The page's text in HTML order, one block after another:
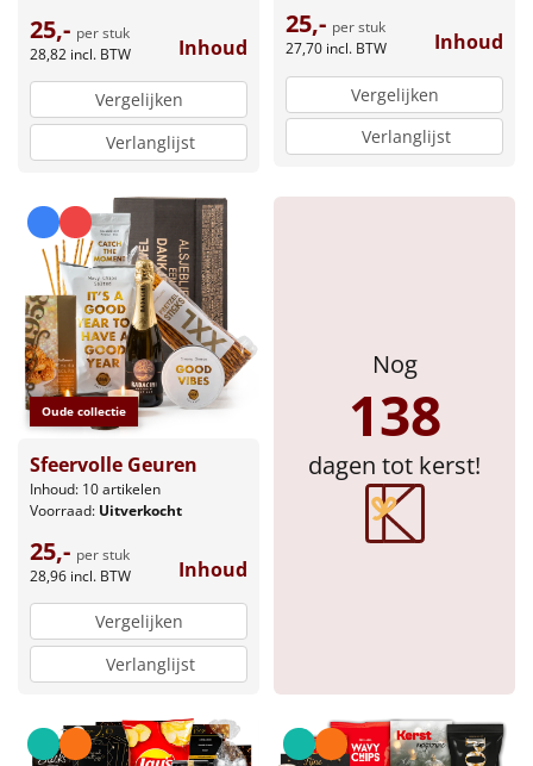
Warmtekussen
Noodradio NIEUW
Alle artikelen
Overige
Ideeën
Personeel
Doe het zelf
Sinterklaaspakketten
Particulier
Kerstgeschenken 2026
Cadeaubon
25,- per stuk
28,82 incl. BTW Inhoud
Vergelijken
Verlanglijst
25,- per stuk
27,70 incl. BTW Inhoud
Vergelijken
Verlanglijst
Oude collectie
Sfeervolle Geuren
Inhoud: 10 artikelen
Voorraad: Uitverkocht
25,- per stuk
28,96 incl. BTW Inhoud
Vergelijken
Verlanglijst
Nog
138
dagen tot kerst!